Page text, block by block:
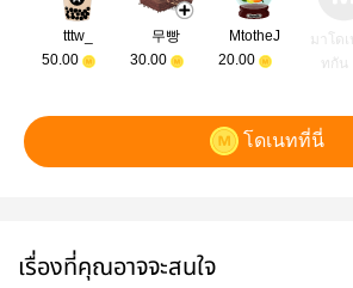
tttw_
50.00
무빵
30.00
MtotheJ
20.00
มาโดเ
ทกัน
โดเนทที่นี่
เรื่องที่คุณอาจจะสนใจ